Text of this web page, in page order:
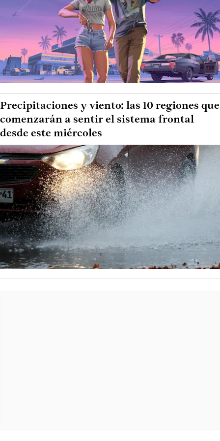
Precipitaciones y viento: las 10 regiones que
comenzarán a sentir el sistema frontal
desde este miércoles